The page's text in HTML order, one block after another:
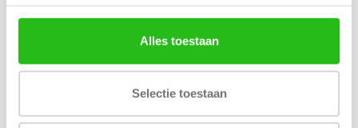
Alles toestaan
Selectie toestaan
Whisky karaf met 2 whisky
glazen